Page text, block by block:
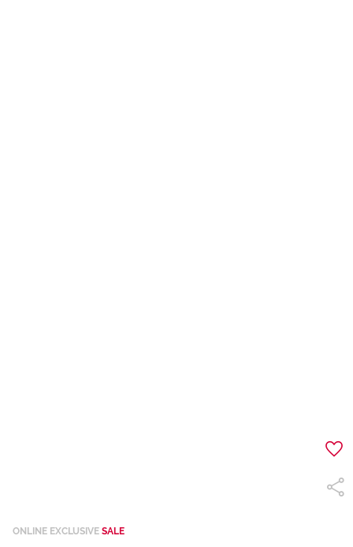
ONLINE EXCLUSIVE SALE